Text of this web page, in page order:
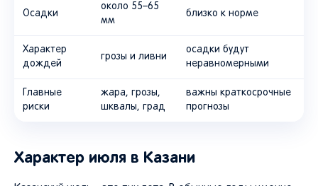
Осадки
около 55–65
мм
близко к норме
Характер
дождей
грозы и ливни
осадки будут
неравномерными
Главные
риски
жара, грозы,
шквалы, град
важны краткосрочные
прогнозы
Характер июля в Казани